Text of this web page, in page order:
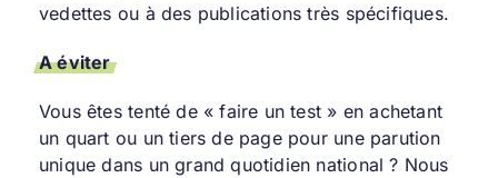
vedettes ou à des publications très spécifiques.
A éviter
Vous êtes tenté de « faire un test » en achetant
un quart ou un tiers de page pour une parution
unique dans un grand quotidien national ? Nous